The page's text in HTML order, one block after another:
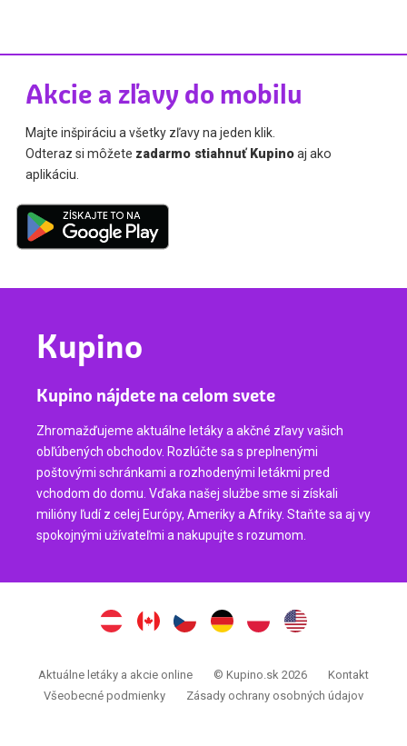
Akcie a zľavy do mobilu
Majte inšpiráciu a všetky zľavy na jeden klik.
Odteraz si môžete zadarmo stiahnuť Kupinoaj ako
aplikáciu.
Kupino
Kupino nájdete na celom svete
Zhromažďujeme aktuálne letáky a akčné zľavy vašich
obľúbených obchodov. Rozlúčte sa s preplnenými
poštovými schránkami a rozhodenými letákmi pred
vchodom do domu. Vďaka našej službe sme si získali
milióny ľudí z celej Európy, Ameriky a Afriky. Staňte sa aj vy
spokojnými užívateľmi a nakupujte s rozumom.
Aktuálne letáky a akcie online © Kupino.sk 2026
Kontakt
Všeobecné podmienky
Zásady ochrany osobných údajov